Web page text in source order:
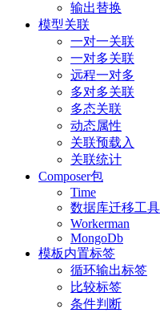
输出替换
模型关联
一对一关联
一对多关联
远程一对多
多对多关联
多态关联
动态属性
关联预载入
关联统计
Composer包
Time
数据库迁移工具
Workerman
MongoDb
模板内置标签
循环输出标签
比较标签
条件判断